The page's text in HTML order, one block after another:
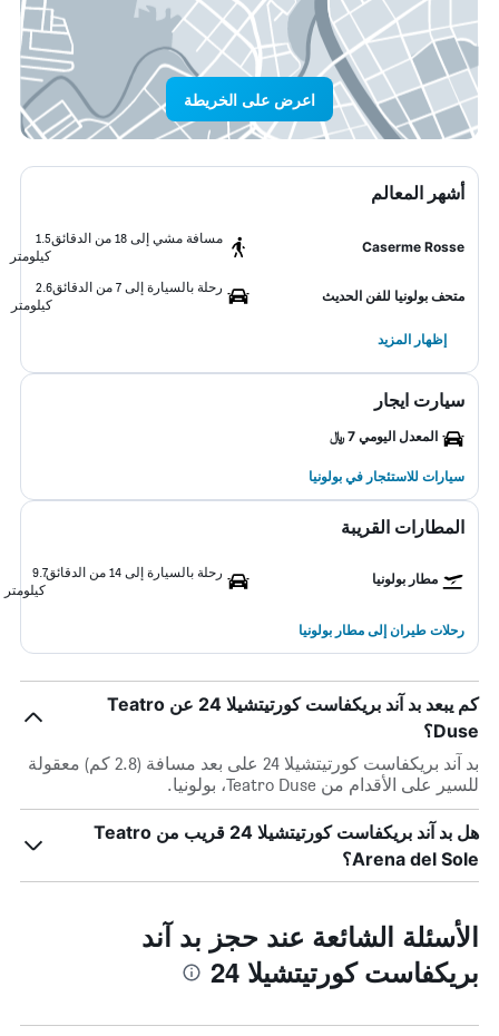
اعرض على الخريطة
أشهر المعالم
Caserme Rosse
مسافة مشي إلى 18 من الدقائق
1.5
كيلومتر
متحف بولونيا للفن الحديث
رحلة بالسيارة إلى 7 من الدقائق
2.6
كيلومتر
إظهار المزيد
سيارت ايجار
المعدل اليومي 7 ﷼
سيارات للاستئجار في بولونيا
المطارات القريبة
مطار بولونيا رحلة بالسيارة إلى 14 من الدقائق
9.7
كيلومتر
رحلات طيران إلى مطار بولونيا
كم يبعد بد آند بريكفاست كورتيتشيلا 24 عن Teatro
Duse؟
بد آند بريكفاست كورتيتشيلا 24 على بعد مسافة (2.8 كم) معقولة
للسير على الأقدام من Teatro Duse، بولونيا.
هل بد آند بريكفاست كورتيتشيلا 24 قريب من Teatro
Arena del Sole؟
الأسئلة الشائعة عند حجز بد آند
بريكفاست كورتيتشيلا 24